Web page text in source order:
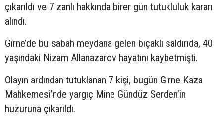
çıkarıldı ve 7 zanlı hakkında birer gün tutukluluk kararı
alındı.
Girne’de bu sabah meydana gelen bıçaklı saldırıda, 40
yaşındaki Nizam Allanazarov hayatını kaybetmişti.
Olayın ardından tutuklanan 7 kişi, bugün Girne Kaza
Mahkemesi’nde yargıç Mine Gündüz Serden’in
huzuruna çıkarıldı.